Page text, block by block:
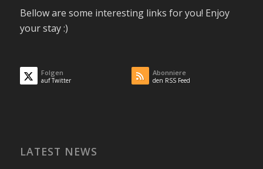
Bellow are some interesting links for you! Enjoy
your stay :)
Folgen
auf Twitter
Abonniere
den RSS Feed
LATEST NEWS